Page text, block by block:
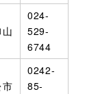
024-
529-
6744
0242-
85-